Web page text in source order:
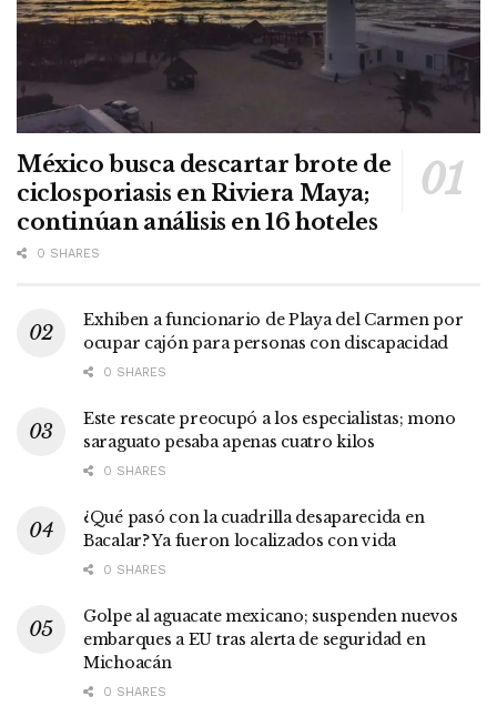
México busca descartar brote de
ciclosporiasis en Riviera Maya;
continúan análisis en 16 hoteles
0 SHARES
Exhiben a funcionario de Playa del Carmen por
ocupar cajón para personas con discapacidad
0 SHARES
Este rescate preocupó a los especialistas; mono
saraguato pesaba apenas cuatro kilos
0 SHARES
¿Qué pasó con la cuadrilla desaparecida en
Bacalar? Ya fueron localizados con vida
0 SHARES
Golpe al aguacate mexicano; suspenden nuevos
embarques a EU tras alerta de seguridad en
Michoacán
0 SHARES